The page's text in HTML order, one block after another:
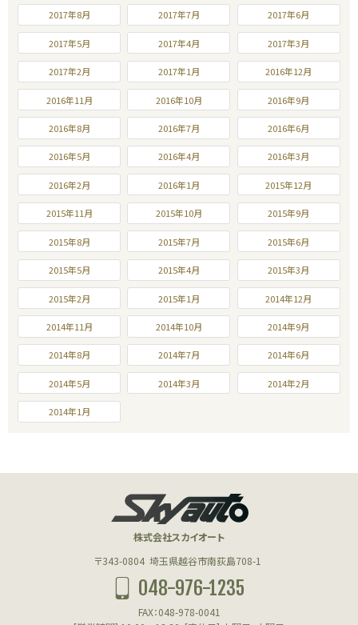
2017年8月 2017年7月 2017年6月
2017年5月 2017年4月 2017年3月
2017年2月 2017年1月 2016年12月
2016年11月 2016年10月 2016年9月
2016年8月 2016年7月 2016年6月
2016年5月 2016年4月 2016年3月
2016年2月 2016年1月 2015年12月
2015年11月 2015年10月 2015年9月
2015年8月 2015年7月 2015年6月
2015年5月 2015年4月 2015年3月
2015年2月 2015年1月 2014年12月
2014年11月 2014年10月 2014年9月
2014年8月 2014年7月 2014年6月
2014年5月 2014年3月 2014年2月
2014年1月
株式会社スカイオート
〒343-0804 埼玉県越谷市南荻島708-1
048-976-1235
FAX：048-978-0041